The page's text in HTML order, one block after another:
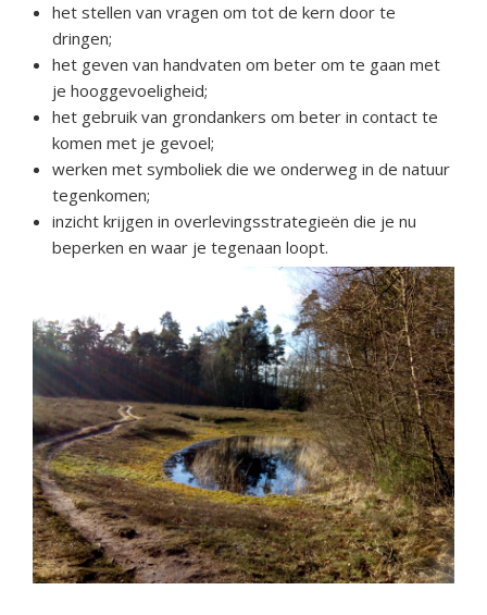
het stellen van vragen om tot de kern door te
dringen;
het geven van handvaten om beter om te gaan met
je hooggevoeligheid;
het gebruik van grondankers om beter in contact te
komen met je gevoel;
werken met symboliek die we onderweg in de natuur
tegenkomen;
inzicht krijgen in overlevingsstrategieën die je nu
beperken en waar je tegenaan loopt.